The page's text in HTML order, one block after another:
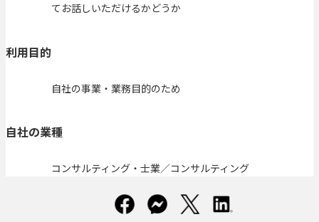
てお話しいただけるかどうか
利用目的
自社の事業・業務目的のため
自社の業種
コンサルティング・士業／コンサルティング